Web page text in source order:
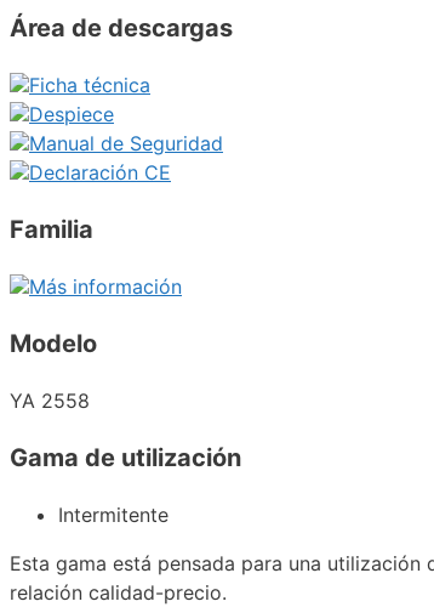
Área de descargas
Ficha técnica
Despiece
Manual de Seguridad
Declaración CE
Familia
Más información
Modelo
YA 2558
Gama de utilización
Intermitente
Esta gama está pensada para una
relación calidad-precio.